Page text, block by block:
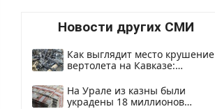
Новости других СМИ
Как выглядит место крушение
вертолета на Кавказе:
На Урале из казны были
украдены 18 миллионов